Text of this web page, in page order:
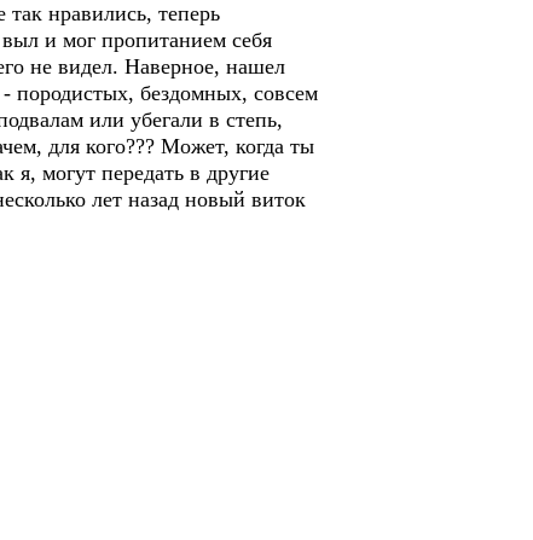
нравились, теперь
и мог пропитанием себя
не видел. Наверное, нашел
породистых, бездомных, совсем
или убегали в степь,
для кого??? Может, когда ты
могут передать в другие
лет назад новый виток